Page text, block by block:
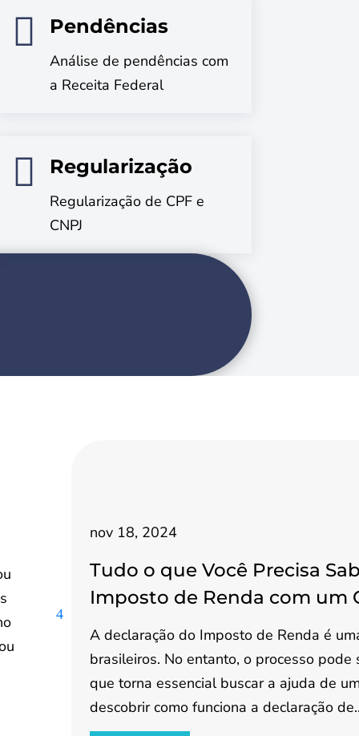
 Pendências
Análise de pendências com
a Receita Federal
 Regularização
Regularização de CPF e
CNPJ
nov 18, 2024
Tudo o que Você Precisa
Imposto de Renda com um
A declaração do Imposto de Renda é
brasileiros. No entanto, o processo
que torna essencial buscar a ajuda de
descobrir como funciona a declaração